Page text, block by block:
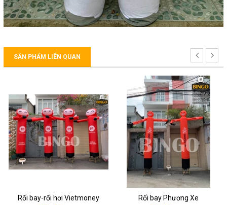
SẢN PHẨM LIÊN QUAN
Rối bay-rối hơi Vietmoney
Rối bay Phương Xe